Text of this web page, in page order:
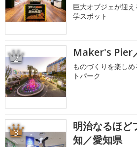
巨大オブジェが迎
学スポット
2 Maker's Pier
ものづくりを楽し
トパーク
3
明治なるほど
知／愛知県